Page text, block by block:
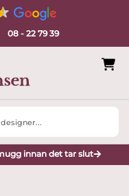
08 - 22 79 39
innan det tar slut